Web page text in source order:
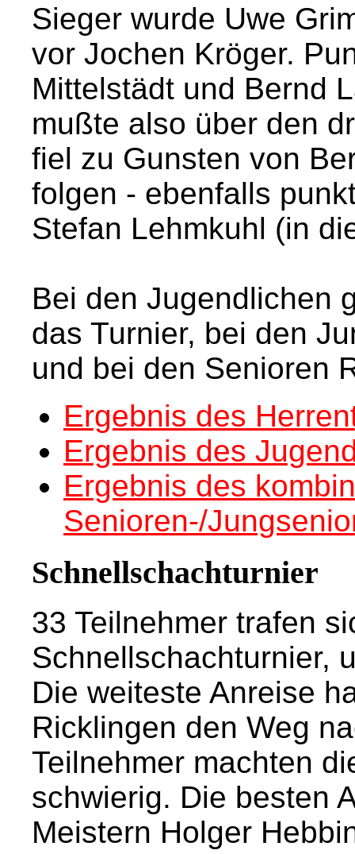
Sieger wurde Uwe
vor Jochen Kröger.
Mittelstädt und Bernd
mußte also über den
fiel zu Gunsten von
folgen - ebenfalls
Stefan Lehmkuhl (in
Bei den Jugendlichen
das Turnier, bei den
und bei den Senioren
Ergebnis des
Ergebnis des
Ergebnis des
Senioren-/
Schnellschachturnier
33 Teilnehmer trafen
Schnellschachturnier,
Die weiteste Anreise
Ricklingen den Weg
Teilnehmer machten
schwierig. Die besten
Meistern Holger